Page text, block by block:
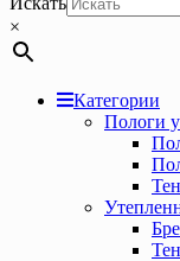
×
Категории
Пологи